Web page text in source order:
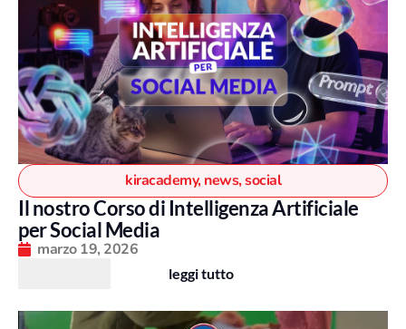
kiracademy,news,social
Il nostro Corso di Intelligenza Artificiale
per Social Media
marzo 19, 2026
leggi tutto